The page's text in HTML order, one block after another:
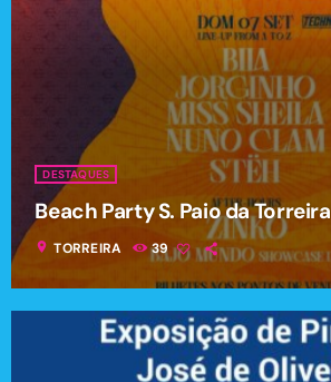
DESTAQUES
Beach Party S. Paio da Torreira
location_on TORREIRA 39